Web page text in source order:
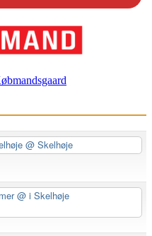
@ Skelhøje
@ i Skelhøje